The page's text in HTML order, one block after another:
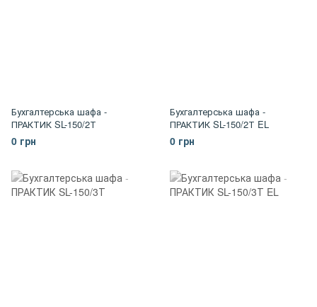
Бухгалтерська шафа -
ПРАКТИК SL-150/2Т
0 грн
Бухгалтерська шафа -
ПРАКТИК SL-150/2Т EL
0 грн